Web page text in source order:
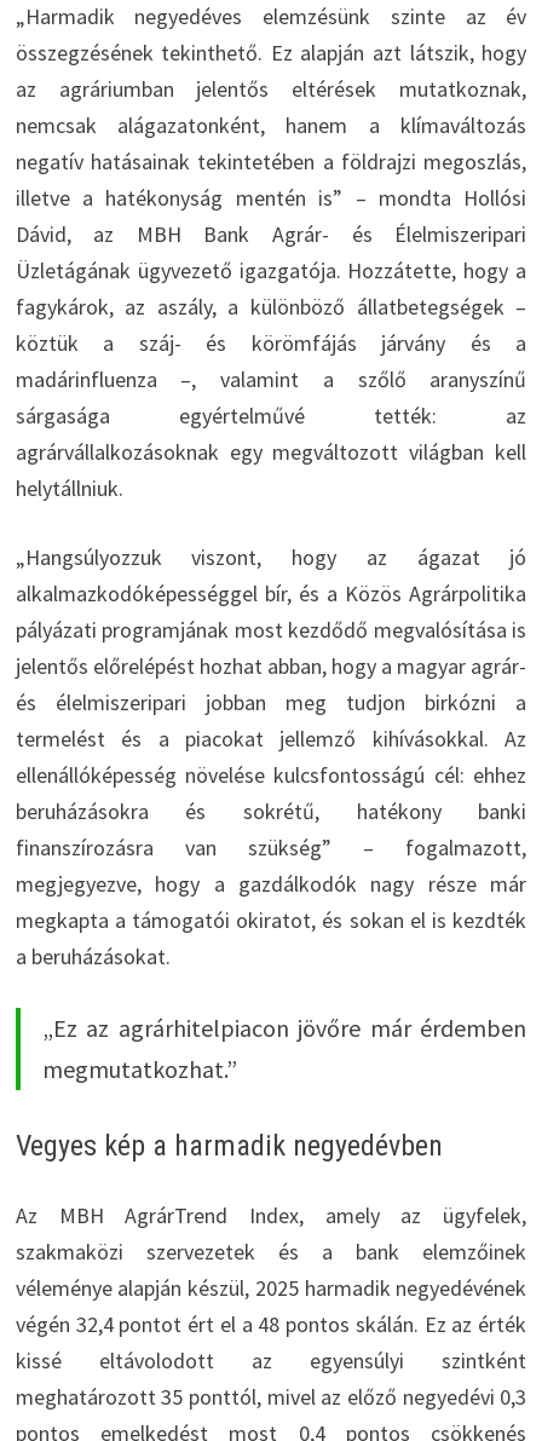
„Harmadik negyedéves elemzésünk szinte az év
összegzésének tekinthető. Ez alapján azt látszik, hogy
az agráriumban jelentős eltérések mutatkoznak,
nemcsak alágazatonként, hanem a klímaváltozás
negatív hatásainak tekintetében a földrajzi megoszlás,
illetve a hatékonyság mentén is” – mondta Hollósi
Dávid, az MBH Bank Agrár- és Élelmiszeripari
Üzletágának ügyvezető igazgatója. Hozzátette, hogy a
fagykárok, az aszály, a különböző állatbetegségek –
köztük a száj- és körömfájás járvány és a
madárinfluenza –, valamint a szőlő aranyszínű
sárgasága egyértelművé tették: az
agrárvállalkozásoknak egy megváltozott világban kell
helytállniuk.
„Hangsúlyozzuk viszont, hogy az ágazat jó
alkalmazkodóképességgel bír, és a Közös Agrárpolitika
pályázati programjának most kezdődő megvalósítása is
jelentős előrelépést hozhat abban, hogy a magyar agrár-
és élelmiszeripari jobban meg tudjon birkózni a
termelést és a piacokat jellemző kihívásokkal. Az
ellenállóképesség növelése kulcsfontosságú cél: ehhez
beruházásokra és sokrétű, hatékony banki
finanszírozásra van szükség” – fogalmazott,
megjegyezve, hogy a gazdálkodók nagy része már
megkapta a támogatói okiratot, és sokan el is kezdték
a beruházásokat.
„Ez az agrárhitelpiacon jövőre már érdemben
megmutatkozhat.”
Vegyes kép a harmadik negyedévben
Az MBH AgrárTrend Index, amely az ügyfelek,
szakmaközi szervezetek és a bank elemzőinek
véleménye alapján készül, 2025 harmadik negyedévének
végén 32,4 pontot ért el a 48 pontos skálán. Ez az érték
kissé eltávolodott az egyensúlyi szintként
meghatározott 35 ponttól, mivel az előző negyedévi 0,3
pontos emelkedést most 0,4 pontos csökkenés